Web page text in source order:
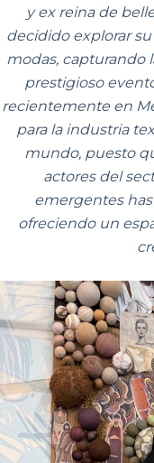
y ex reina de
decidido explorar
modas, capturando
prestigioso
recientemente en
para la industria
mundo, puesto
actores del
emergentes
ofreciendo un